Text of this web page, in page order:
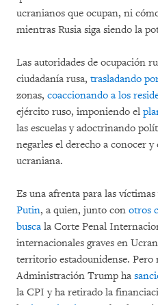
ucranianos que ocupan, ni
mientras Rusia siga siendo la
Las autoridades de ocupación
ciudadanía rusa, trasladando
zonas, coaccionando a los
ejército ruso, imponiendo el
las escuelas y adoctrinando
negarles el derecho a conocer
ucraniana.
Es una afrenta para las
Putin, a quien, junto con otros
busca la Corte Penal
internacionales graves en
territorio estadounidense. Pero
Administración Trump ha
la CPI y ha retirado la